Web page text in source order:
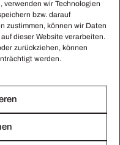
verwenden wir Technologien
bzw. darauf
zustimmen, können wir Daten
dieser Website verarbeiten.
zurückziehen, können
werden.
2022 seinen 80.